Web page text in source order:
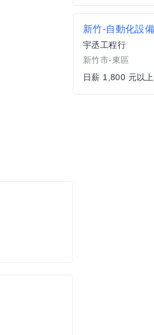
宇丞工程行
新竹市-東區
日薪 1,800 元以上